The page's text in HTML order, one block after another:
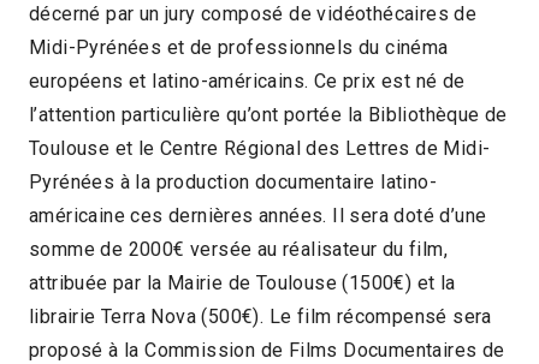
décerné par un jury composé de vidéothécaires de
Midi-Pyrénées et de professionnels du cinéma
européens et latino-américains. Ce prix est né de
l’attention particulière qu’ont portée la Bibliothèque de
Toulouse et le Centre Régional des Lettres de Midi-
Pyrénées à la production documentaire latino-
américaine ces dernières années. Il sera doté d’une
somme de 2000€ versée au réalisateur du film,
attribuée par la Mairie de Toulouse (1500€) et la
librairie Terra Nova (500€). Le film récompensé sera
proposé à la Commission de Films Documentaires de